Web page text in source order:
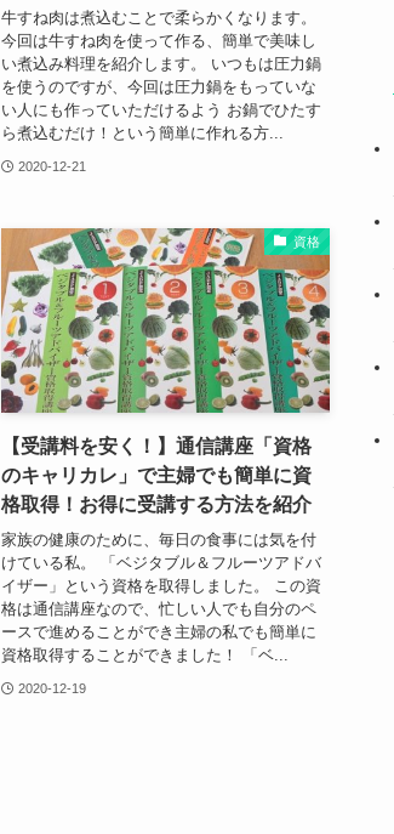
牛すね肉は煮込むことで柔らかくなります。
今回は牛すね肉を使って作る、簡単で美味し
い煮込み料理を紹介します。 いつもは圧力鍋
を使うのですが、今回は圧力鍋をもっていな
い人にも作っていただけるよう お鍋でひたす
ら煮込むだけ！という簡単に作れる方...
2020-12-21
資格
【受講料を安く！】通信講座「資格
のキャリカレ」で主婦でも簡単に資
格取得！お得に受講する方法を紹介
家族の健康のために、毎日の食事には気を付
けている私。 「ベジタブル＆フルーツアドバ
イザー」という資格を取得しました。 この資
格は通信講座なので、忙しい人でも自分のペ
ースで進めることができ主婦の私でも簡単に
資格取得することができました！ 「ベ...
2020-12-19